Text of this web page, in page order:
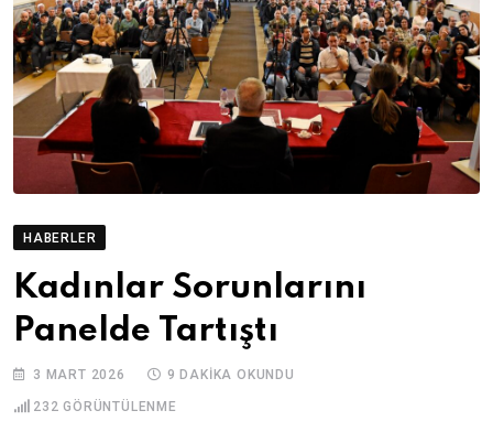
HABERLER
Kadınlar Sorunlarını
Panelde Tartıştı
3 MART 2026 9 DAKIKA OKUNDU
232 GÖRÜNTÜLENME